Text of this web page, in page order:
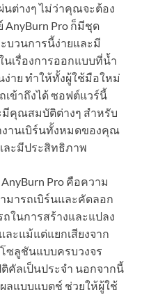
นต่างๆ ไม่ว่าคุณจะต้อง
AnyBurn Pro ก็มีชุด
บวนการนี้ง่ายและมี
เรื่องการออกแบบที่น้ำ
ง่าย ทำให้ทั้งผู้ใช้มือใหม่
ข้าถึงได้ ซอฟต์แวร์นี้
มีคุณสมบัติต่างๆ สำหรับ
งานเบิร์นทั้งหมดของคุณ
ละมีประสิทธิภาพ
Pro คือความ
มารถเบิร์นและคัดลอก
ในการสร้างและแปลง
ะแม้แต่แยกเสียงจาก
ซลูชันแบบครบวงจร
ลเป็นประจำ นอกจากนี้
ลแบบแบตช์ ช่วยให้ผู้ใช้